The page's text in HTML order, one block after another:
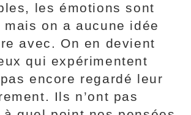
les émotions sont
on a aucune idée
avec. On en devient
qui expérimentent
encore regardé leur
Ils n’ont pas